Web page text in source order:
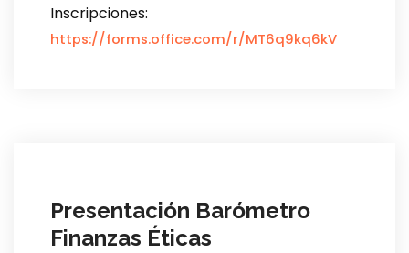
Inscripciones:
https://forms.office.com/r/MT6q9kq6kV
Presentación Barómetro
Finanzas Éticas